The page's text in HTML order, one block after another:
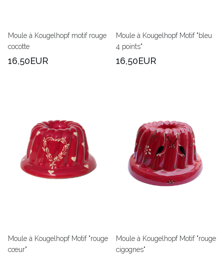
Moule à Kougelhopf motif rouge
cocotte
16,50EUR
Moule à Kougelhopf Motif "bleu
4 points"
16,50EUR
Moule à Kougelhopf Motif "rouge
cœur"
Moule à Kougelhopf Motif "rouge
cigognes"